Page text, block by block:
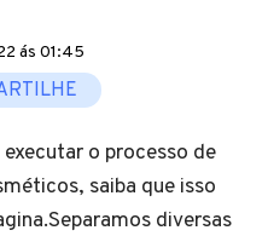
ás 01:45
o processo de
saiba que isso
diversas